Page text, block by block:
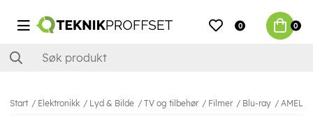
0 0
Start Elektronikk Lyd & Bilde TV og tilbehør Filmer Blu-ray